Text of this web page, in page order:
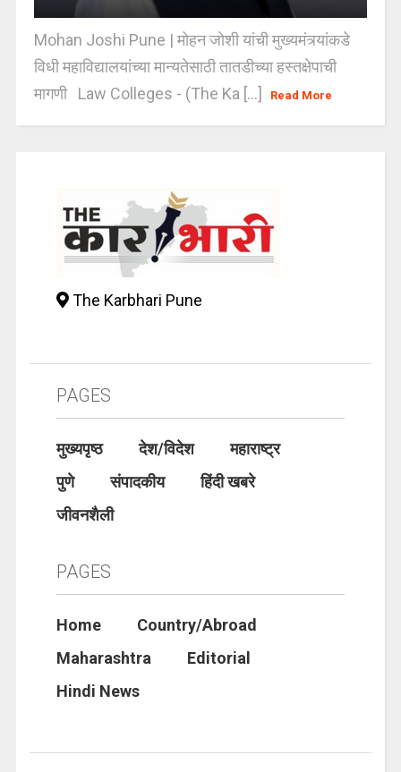
Mohan Joshi Pune | मोहन जोशी यांची मुख्यमंत्र्यांकडे
विधी महाविद्यालयांच्या मान्यतेसाठी तातडीच्या हस्तक्षेपाची
मागणी Law Colleges - (The Ka [...]
Read More
The Karbhari Pune
PAGES
मुख्यपृष्ठ देश/विदेश
महाराष्ट्र
पुणे
संपादकीय
हिंदी खबरे
जीवनशैली
PAGES
Home
Country/Abroad
Maharashtra
Editorial
Hindi News